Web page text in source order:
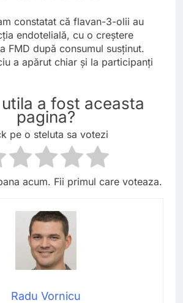
constatat că flavan-3-olii au
endotelială, cu o creștere
FMD după consumul susținut.
a apărut chiar și la participanți
a fost aceasta
pagina?
pe o steluta sa votezi
acum. Fii primul care voteaza.
Radu Vornicu